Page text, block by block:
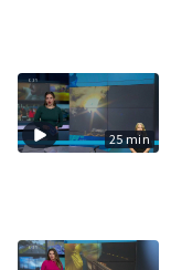
25 min